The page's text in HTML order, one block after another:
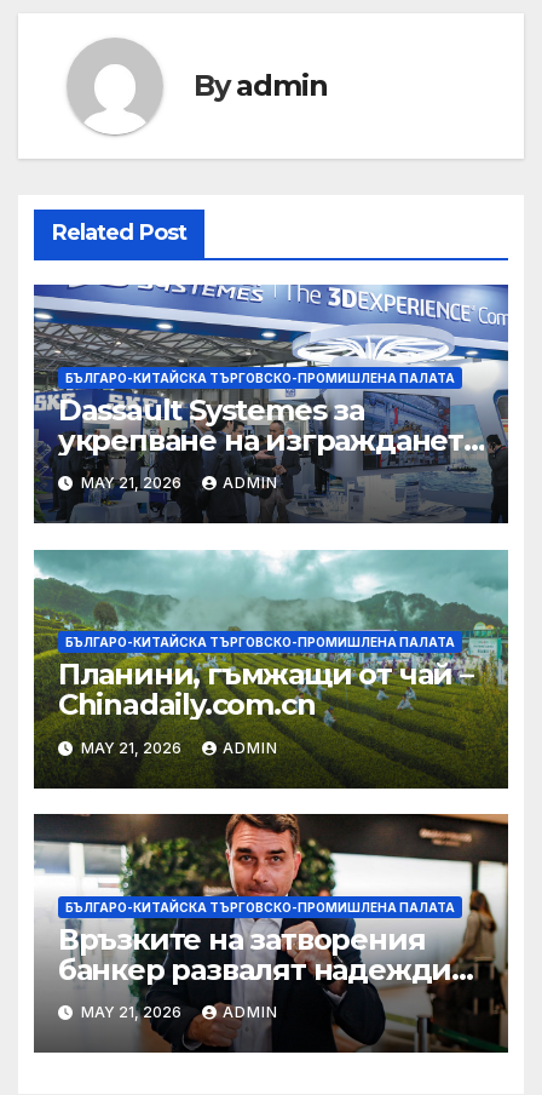
Byadmin
Related Post
БЪЛГАРО-КИТАЙСКА ТЪРГОВСКО-ПРОМИШЛЕНА ПАЛАТА
Dassault Systemes за
укрепване на изграждането
на AI екосистема в Китай
MAY 21, 2026 ADMIN
БЪЛГАРО-КИТАЙСКА ТЪРГОВСКО-ПРОМИШЛЕНА ПАЛАТА
Планини, гъмжащи от чай –
Chinadaily.com.cn
MAY 21, 2026 ADMIN
БЪЛГАРО-КИТАЙСКА ТЪРГОВСКО-ПРОМИШЛЕНА ПАЛАТА
Връзките на затворения
банкер развалят надеждите
на Флавио Болсонаро за
президент на Бразилия
MAY 21, 2026 ADMIN